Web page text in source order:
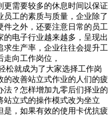
需要较多的休息时间以保证
工的素质与质量，企业除了
之外，还要注意日常的员工
电子行业越来越多，呈现出
生产率，企业往往会提升工
向工作岗位，
松就成为了大家选择工作岗
改善站立式作业的人们的疲
？怎样增加九零后们择业的
站立式的操作模式改为坐立
，如果有效的使用卡优抗疲